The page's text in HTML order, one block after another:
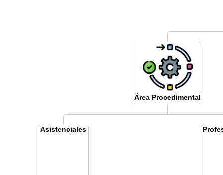
Área Procedimental
Asistenciales